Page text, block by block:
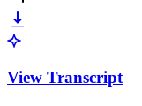
View Transcript